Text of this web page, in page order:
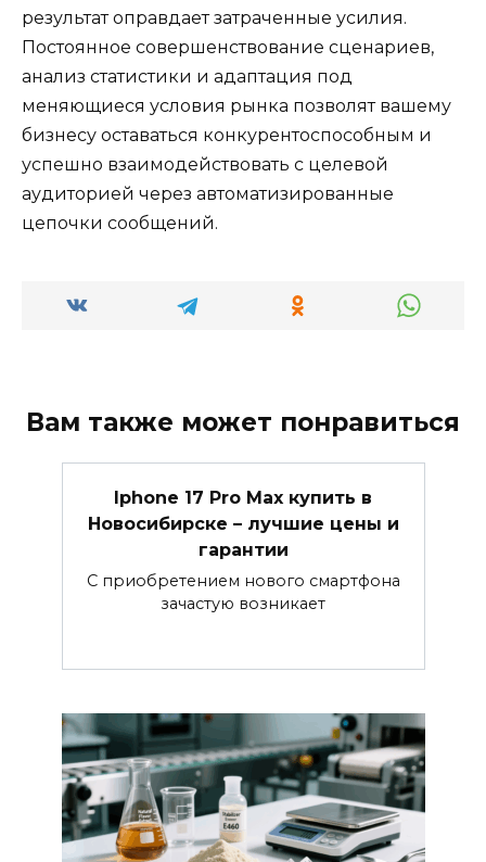
результат оправдает затраченные усилия.
Постоянное совершенствование сценариев,
анализ статистики и адаптация под
меняющиеся условия рынка позволят вашему
бизнесу оставаться конкурентоспособным и
успешно взаимодействовать с целевой
аудиторией через автоматизированные
цепочки сообщений.
Вам также может понравиться
Iphone 17 Pro Max купить в
Новосибирске – лучшие цены и
гарантии
С приобретением нового смартфона
зачастую возникает